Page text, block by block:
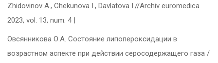
Zhidovinov A., Chekunova I., Davlatova I.//Archiv euromedica
2023, vol. 13, num. 4 |
Овсянникова О.А. Состояние липопероксидации в
возрастном аспекте при действии серосодержащего газа /